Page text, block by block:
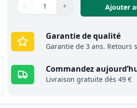
Quantité
Utilisez les boutons pour ajuster
− +
Quantité: Ajouter
Garantie de qualité
Garantie de 3 ans. Retours
Commandez
Livraison gratuite dès 49 €